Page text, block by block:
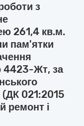
з
261,4 кв.м.
пам'ятки
4423-Жт, за
021:2015
ремонт і